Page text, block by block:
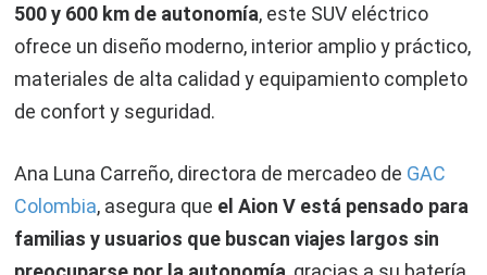
500 y 600 km de autonomía, este SUV eléctrico
ofrece un diseño moderno, interior amplio y práctico,
materiales de alta calidad y equipamiento completo
de confort y seguridad.
Ana Luna Carreño, directora de mercadeo de GAC
Colombia, asegura que el Aion V está pensado para
familias y usuarios que buscan viajes largos sin